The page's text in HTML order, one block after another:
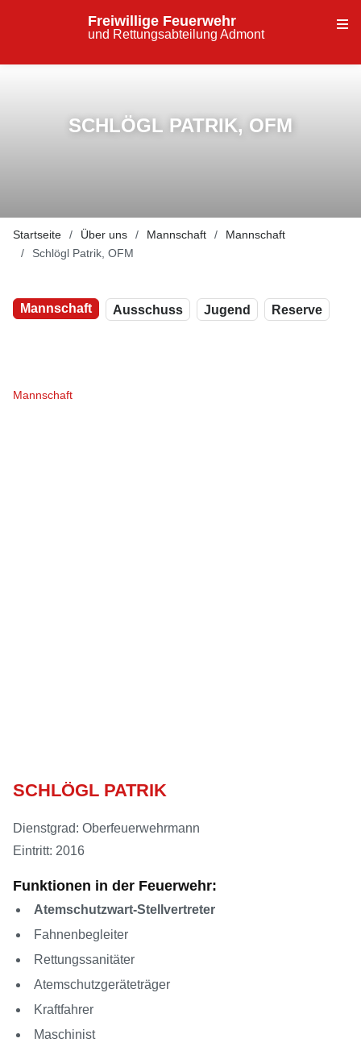
Freiwillige Feuerwehr
und Rettungsabteilung Admont
SCHLÖGL PATRIK, OFM
Startseite Über uns Mannschaft
Mannschaft
Schlögl Patrik, OFM
Mannschaft Ausschuss Jugend Reserve
Mannschaft
SCHLÖGL PATRIK
Dienstgrad: Oberfeuerwehrmann
Eintritt: 2016
Funktionen in der Feuerwehr:
Atemschutzwart-Stellvertreter
Fahnenbegleiter
Rettungssanitäter
Atemschutzgeräteträger
Kraftfahrer
Maschinist